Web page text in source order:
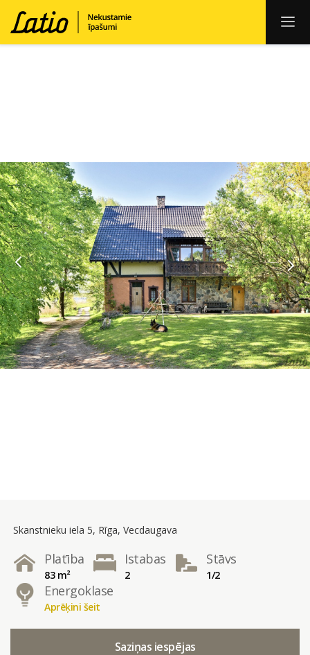
Skanstnieku iela 5, Rīga, Vecdaugava
Platība
83 m²
Istabas
2
Stāvs
1/2
Energoklase
Aprēķini šeit
Saziņas iespējas